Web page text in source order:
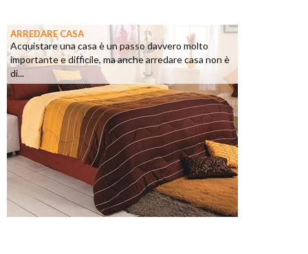
ARREDARE CASA
Acquistare una casa è un passo davvero molto
importante e difficile, ma anche arredare casa non è
di...